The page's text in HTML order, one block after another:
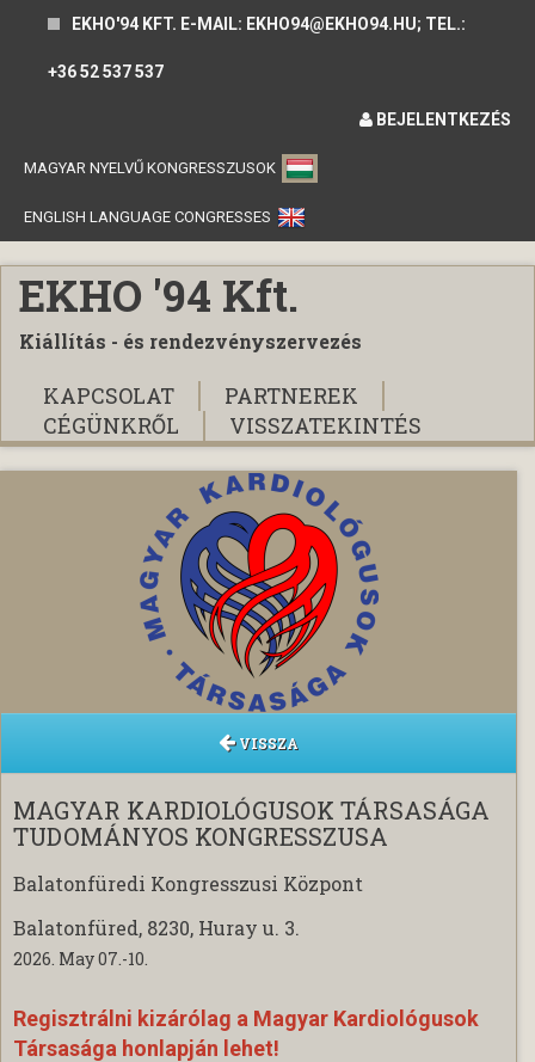
EKHO'94 KFT. E-MAIL: EKHO94@EKHO94.HU; TEL.:
+36 52 537 537
BEJELENTKEZÉS
MAGYAR NYELVŰ KONGRESSZUSOK
ENGLISH LANGUAGE CONGRESSES
EKHO '94 Kft.
Kiállítás - és rendezvényszervezés
KAPCSOLAT
PARTNEREK
CÉGÜNKRŐL
VISSZATEKINTÉS
VISSZA
MAGYAR KARDIOLÓGUSOK TÁRSASÁGA
TUDOMÁNYOS KONGRESSZUSA
Balatonfüredi Kongresszusi Központ
Balatonfüred, 8230, Huray u. 3.
2026. May 07.-10.
Regisztrálni kizárólag a Magyar Kardiológusok
Társasága honlapján lehet!